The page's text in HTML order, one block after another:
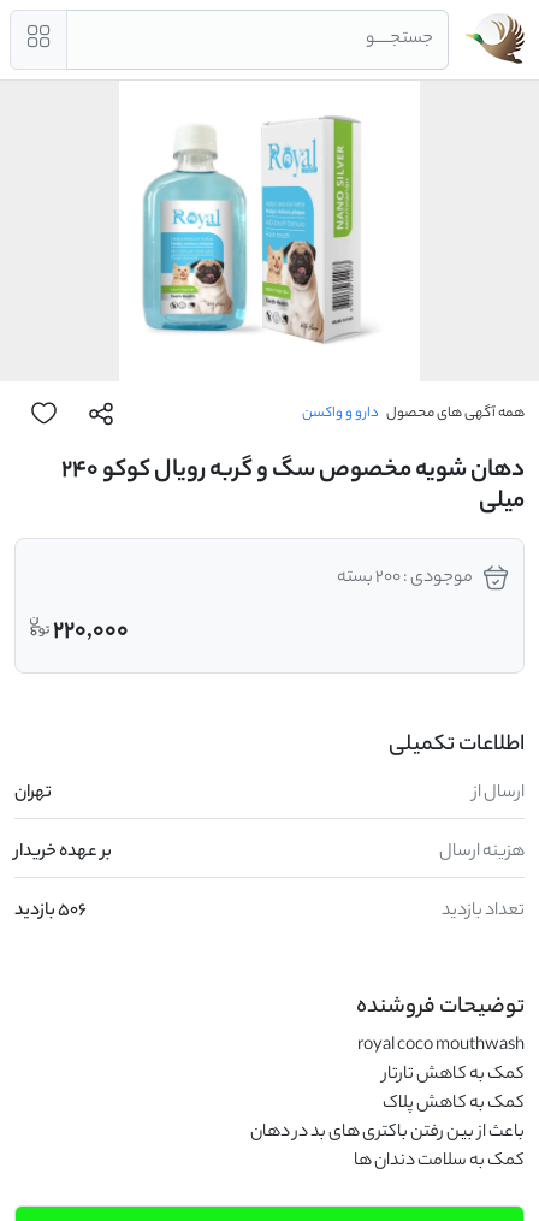
جستجــــو
همه آگهی های محصول دارو و واکسن
دهان شویه مخصوص سگ و گربه رویال کوکو ۲4۰
میلی
موجودی : 200 بسته
220,000
اطلاعات تکمیلی
ارسال از تهران
هزینه ارسال بر عهده خریدار
تعداد بازدید 506 بازدید
توضیحات فروشنده
کمک به سلامت دندان ها